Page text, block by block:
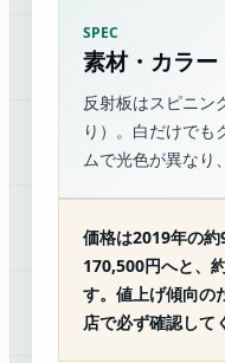
SPEC
素材・カラー
反射板はスピニン
り）。白だけでも
ムで光色が異なり
価格は2019年の
170,500円へと、
す。値上げ傾向の
店で必ず確認して